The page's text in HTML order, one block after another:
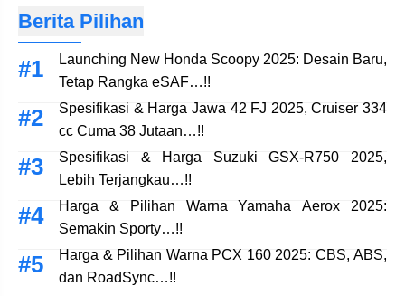
Berita Pilihan
Launching New Honda Scoopy 2025: Desain Baru,
Tetap Rangka eSAF…!!
Spesifikasi & Harga Jawa 42 FJ 2025, Cruiser 334
cc Cuma 38 Jutaan…!!
Spesifikasi & Harga Suzuki GSX-R750 2025,
Lebih Terjangkau…!!
Harga & Pilihan Warna Yamaha Aerox 2025:
Semakin Sporty…!!
Harga & Pilihan Warna PCX 160 2025: CBS, ABS,
dan RoadSync…!!